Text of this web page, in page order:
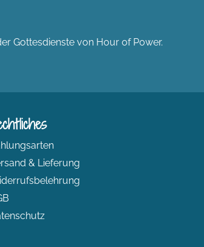
Gottesdienste von Hour of Power.
& Lieferung